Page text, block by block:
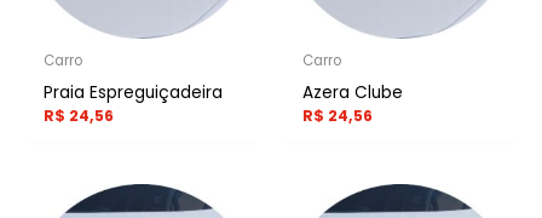
Carro
Praia Espreguiçadeira
R$ 24,56
Carro
Azera Clube
R$ 24,56